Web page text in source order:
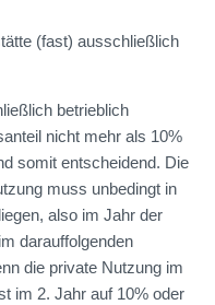
(fast) ausschließlich
betrieblich
nicht mehr als 10%
somit entscheidend. Die
muss unbedingt in
also im Jahr der
darauffolgenden
die private Nutzung im
im 2. Jahr auf 10% oder